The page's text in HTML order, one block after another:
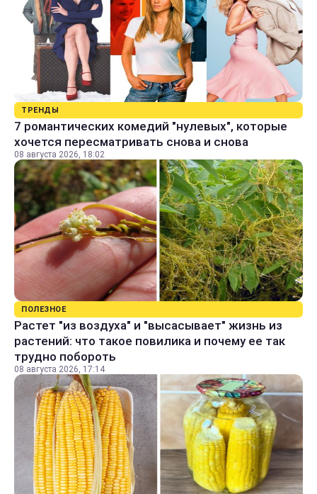
ТРЕНДЫ
7 романтических комедий "нулевых", которые
хочется пересматривать снова и снова
08 августа 2026, 18:02
ПОЛЕЗНОЕ
Растет "из воздуха" и "высасывает" жизнь из
растений: что такое повилика и почему ее так
трудно побороть
08 августа 2026, 17:14